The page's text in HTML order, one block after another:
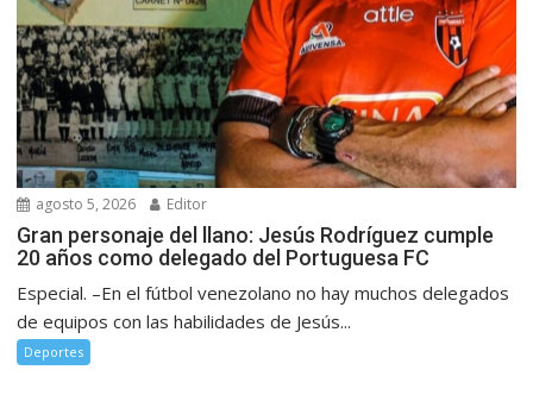
agosto 5, 2026 Editor
Gran personaje del llano: Jesús Rodríguez cumple
20 años como delegado del Portuguesa FC
Especial. –En el fútbol venezolano no hay muchos delegados
de equipos con las habilidades de Jesús...
Deportes